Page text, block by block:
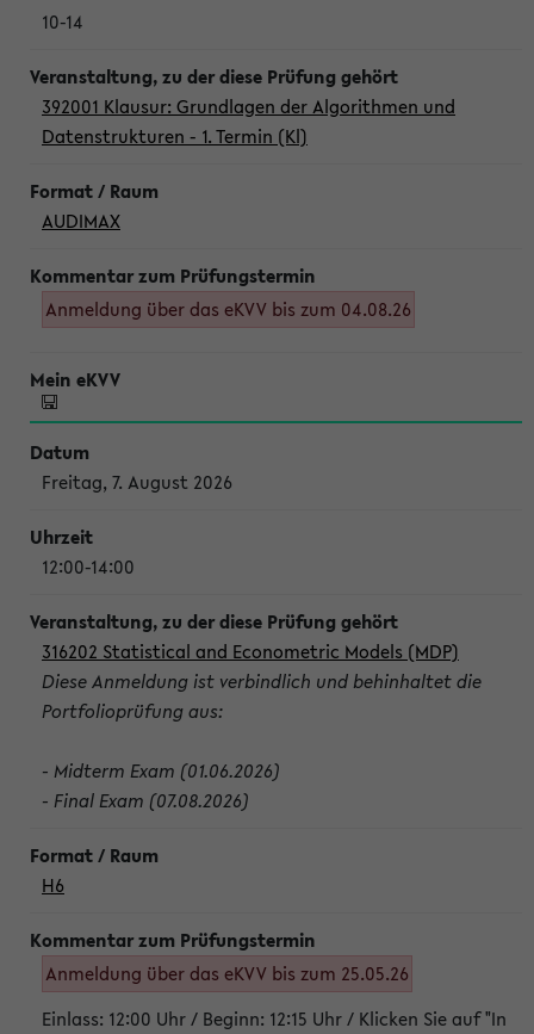
10-14
392001 Klausur: Grundlagen der Algorithmen und
Datenstrukturen - 1. Termin (Kl)
AUDIMAX
Anmeldung über das eKVV bis zum 04.08.26
Freitag, 7. August 2026
12:00-14:00
316202 Statistical and Econometric Models (MDP)
Diese Anmeldung ist verbindlich und behinhaltet die
Portfolioprüfung aus:
- Midterm Exam (01.06.2026)
- Final Exam (07.08.2026)
H6
Anmeldung über das eKVV bis zum 25.05.26
Einlass: 12:00 Uhr / Beginn: 12:15 Uhr / Klicken Sie auf "In